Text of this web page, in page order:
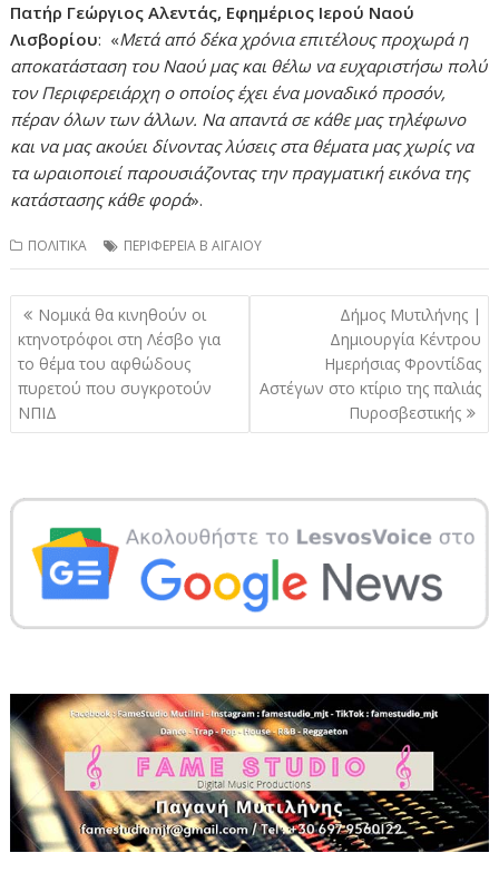
Πατήρ Γεώργιος Αλεντάς, Εφημέριος Ιερού Ναού
Λισβορίου: «Μετά από δέκα χρόνια επιτέλους προχωρά η
αποκατάσταση του Ναού μας και θέλω να ευχαριστήσω πολύ
τον Περιφερειάρχη ο οποίος έχει ένα μοναδικό προσόν,
πέραν όλων των άλλων. Να απαντά σε κάθε μας τηλέφωνο
και να μας ακούει δίνοντας λύσεις στα θέματα μας χωρίς να
τα ωραιοποιεί παρουσιάζοντας την πραγματική εικόνα της
κατάστασης κάθε φορά».
ΠΟΛΙΤΙΚΑ ΠΕΡΙΦΕΡΕΙΑ Β ΑΙΓΑΙΟΥ
Πλοήγηση
άρθρων
Νομικά θα κινηθούν οι
κτηνοτρόφοι στη Λέσβο για
το θέμα του αφθώδους
πυρετού που συγκροτούν
ΝΠΙΔ
Δήμος Μυτιλήνης |
Δημιουργία Κέντρου
Ημερήσιας Φροντίδας
Αστέγων στο κτίριο της παλιάς
Πυροσβεστικής